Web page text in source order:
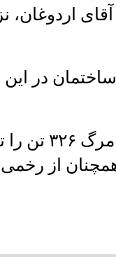
رییس‌جمهور ترکیه افزوده است که
وزارت صحت سوریه